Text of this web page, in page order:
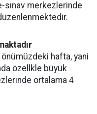
sınav merkezlerinde
hafta, yani
özellkle büyük
ortalama 4